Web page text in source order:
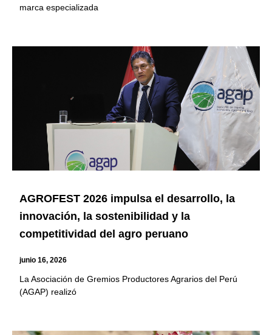
marca especializada
AGROFEST 2026 impulsa el desarrollo, la
innovación, la sostenibilidad y la
competitividad del agro peruano
junio 16, 2026
La Asociación de Gremios Productores Agrarios del Perú
(AGAP) realizó